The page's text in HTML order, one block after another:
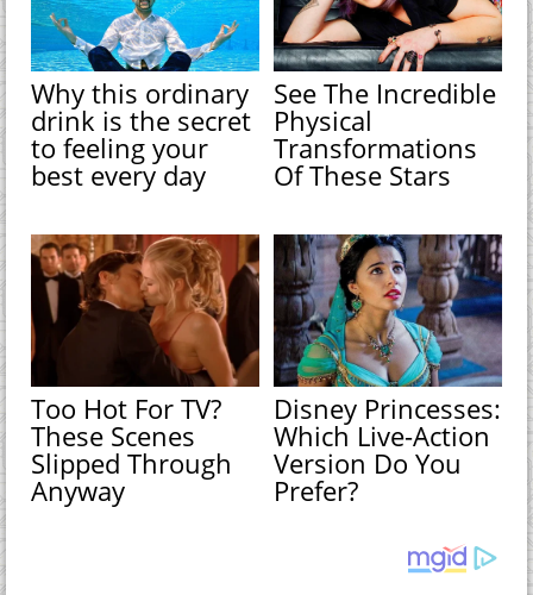
Why this ordinary
drink is the secret
to feeling your
best every day
See The Incredible
Physical
Transformations
Of These Stars
Too Hot For TV?
These Scenes
Slipped Through
Anyway
Disney Princesses:
Which Live-Action
Version Do You
Prefer?